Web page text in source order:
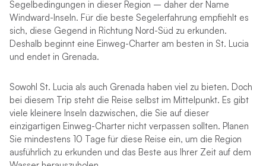
Segelbedingungen in dieser Region – daher der Name
Windward-Inseln. Für die beste Segelerfahrung empfiehlt es
sich, diese Gegend in Richtung Nord-Süd zu erkunden.
Deshalb beginnt eine Einweg-Charter am besten in St. Lucia
und endet in Grenada.
Sowohl St. Lucia als auch Grenada haben viel zu bieten. Doch
bei diesem Trip steht die Reise selbst im Mittelpunkt. Es gibt
viele kleinere Inseln dazwischen, die Sie auf dieser
einzigartigen Einweg-Charter nicht verpassen sollten. Planen
Sie mindestens 10 Tage für diese Reise ein, um die Region
ausführlich zu erkunden und das Beste aus Ihrer Zeit auf dem